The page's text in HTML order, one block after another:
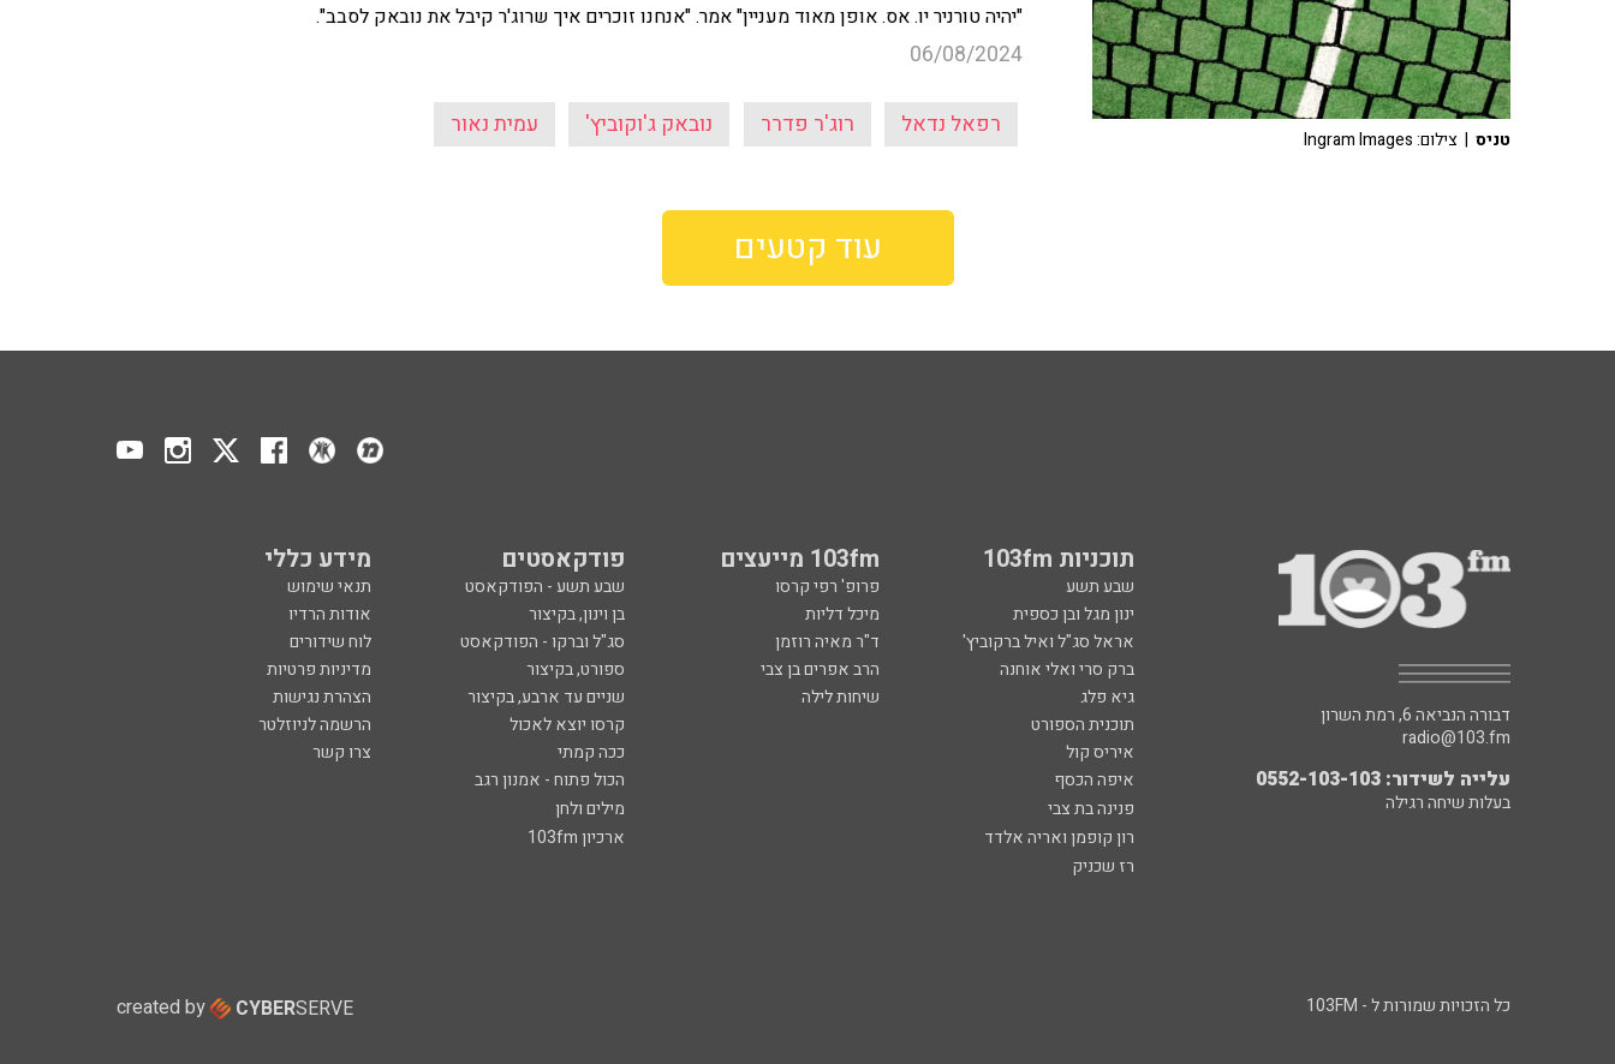
"יהיה טורניר יו. אס. אופןמאוד מעניין" אמר. "אנחנו זוכרים איך שרוג'ר קיבל את נובאק לסבב".
06/08/2024
רפאל נדאל רוג'ר פדרר נובאק ג'וקוביץ' עמית נאור
טניס | צילום: Ingram Images
עוד קטעים
תוכניות 103fm 103fm מייעצים פודקאסטים מידע כללי
שבע תשע פרופ' רפי קרסו שבע תשע - הפודקאסט
תנאי שימוש
ינון מגל ובן כספית
מיכל דליות בן וינון, בקיצור
אודות הרדיו
אראל סג"ל ואיל ברקוביץ'
ד"ר מאיה רוזמן סג"ל וברקו - הפודקאסט
לוח שידורים
ברק סרי ואלי אוחנה
הרב אפרים בן צבי ספורט, בקיצור
מדיניות פרטיות
גיא פלג
שיחות לילה שניים עד ארבע, בקיצור
הצהרת נגישות
תוכנית הספורט
קרסו יוצא לאכול
הרשמה לניוזלטר
איריס קול
ככה קמתי
צרו קשר
איפה הכסף
הכול פתוח - אמנון רגב
פנינה בת צבי
מילים ולחן
רון קופמן ואריה אלדד
ארכיון 103fm
רז שכניק
דבורה הנביאה 6, רמת השרון
radio@103.fm
עלייה לשידור: 0552-103-103
בעלות שיחה רגילה
כל הזכויות שמורות ל - 103FM created by CYBERSERVE